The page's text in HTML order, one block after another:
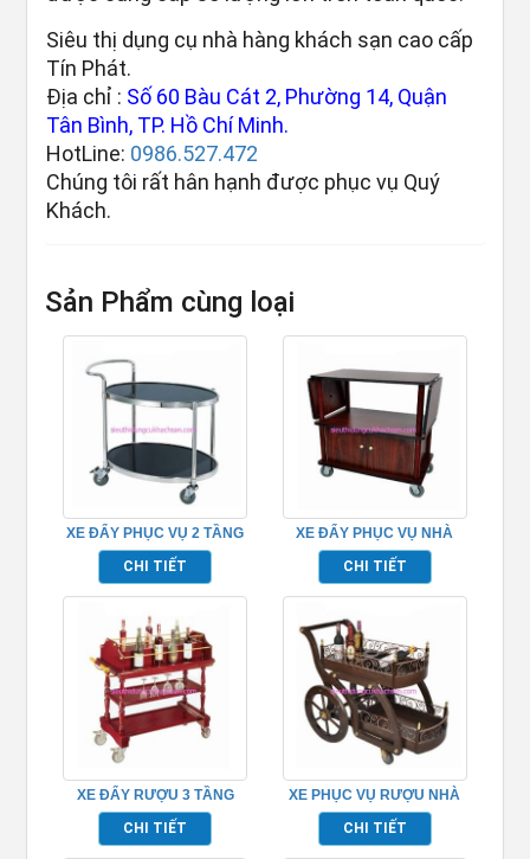
Siêu thị dụng cụ nhà hàng khách sạn cao cấp
Tín Phát.
Địa chỉ : Số 60 Bàu Cát 2, Phường 14, Quận
Tân Bình, TP. Hồ Chí Minh.
HotLine: 0986.527.472
Chúng tôi rất hân hạnh được phục vụ Quý
Khách.
Sản Phẩm cùng loại
XE ĐẨY PHỤC VỤ 2 TẦNG
TPXD0007
CHI TIẾT
XE ĐẨY PHỤC VỤ NHÀ
HÀNG TPXD0003
CHI TIẾT
XE ĐẨY RƯỢU 3 TẦNG
TPXD0011
CHI TIẾT
XE PHỤC VỤ RƯỢU NHÀ
HÀNG 2 TẦNG –
TPXD0014
CHI TIẾT